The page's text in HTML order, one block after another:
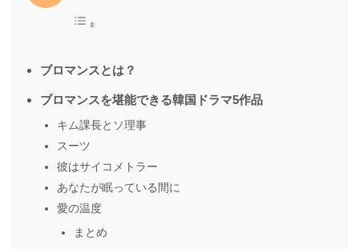
ブロマンスとは？
ブロマンスを堪能できる韓国ドラマ5作品
キム課長とソ理事
スーツ
彼はサイコメトラー
あなたが眠っている間に
愛の温度
まとめ